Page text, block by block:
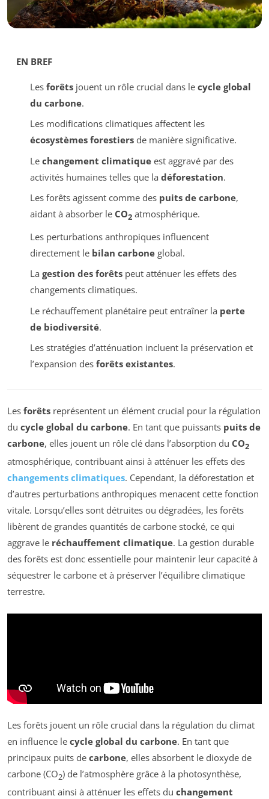
EN BREF
Les forêtsjouent un rôle crucial dans le cycle global
du carbone.
Les modifications climatiques affectent les
écosystèmes forestiersde manière significative.
Le changement climatiqueest aggravé par des
activités humaines telles que la déforestation.
Les forêts agissent comme des puits de carbone,
aidant à absorber le CO2atmosphérique.
Les perturbations anthropiques influencent
directement le bilan carboneglobal.
La gestion des forêtspeut atténuer les effets des
changements climatiques.
Le réchauffement planétaire peut entraîner la perte
de biodiversité.
Les stratégies d’atténuation incluent la préservation et
l’expansion des forêts existantes.
Les forêts représentent un élément crucial pour la régulation
du cycle global du carbone. En tant que puissants puits de
carbone, elles jouent un rôle clé dans l’absorption du CO2
atmosphérique, contribuant ainsi à atténuer les effets des
changements climatiques. Cependant, la déforestation et
d’autres perturbations anthropiques menacent cette fonction
vitale. Lorsqu’elles sont détruites ou dégradées, les forêts
libèrent de grandes quantités de carbone stocké, ce qui
aggrave le réchauffement climatique. La gestion durable
des forêts est donc essentielle pour maintenir leur capacité à
séquestrer le carbone et à préserver l’équilibre climatique
terrestre.
Les forêts jouent un rôle crucial dans la régulation du climat
en influence le cycle global du carbone. En tant que
principaux puits de carbone, elles absorbent le dioxyde de
carbone (CO2) de l’atmosphère grâce à la photosynthèse,
contribuant ainsi à atténuer les effets du changement